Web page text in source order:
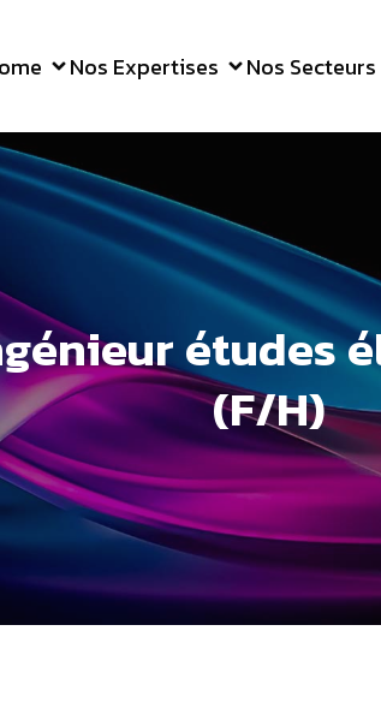
Nos Expertises Nos Secteurs
études
(F/H)